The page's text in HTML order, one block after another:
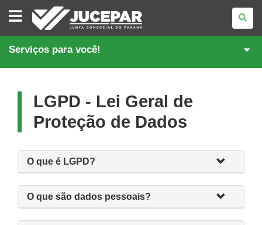
JUNTA
COMERCIAL
DO
PARANÁ
Serviços para você!
LGPD - Lei Geral de
Proteção de Dados
O que é LGPD?
O que são dados pessoais?